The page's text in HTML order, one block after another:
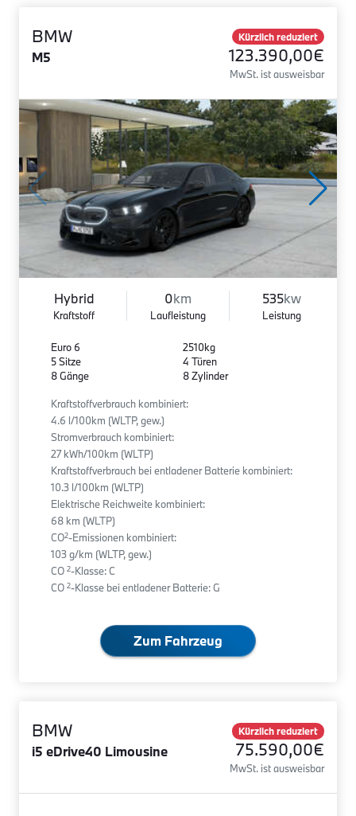
BMW
M5
Kürzlich reduziert
123.390,00€
MwSt. ist ausweisbar
Hybrid
Kraftstoff
0km
Laufleistung
535kw
Leistung
Euro 6
5 Sitze
8 Gänge
2510kg
4 Türen
8 Zylinder
Kraftstoffverbrauch kombiniert:
4.6 l/100km (WLTP, gew.)
Stromverbrauch kombiniert:
27 kWh/100km (WLTP)
Kraftstoffverbrauch bei entladener Batterie kombiniert:
10.3 l/100km (WLTP)
Elektrische Reichweite kombiniert:
68 km (WLTP)
CO2-Emissionen kombiniert:
103 g/km (WLTP, gew.)
CO 2-Klasse: C
CO 2-Klasse bei entladener Batterie: G
Zum Fahrzeug
BMW
i5 eDrive40 Limousine
Kürzlich reduziert
75.590,00€
MwSt. ist ausweisbar